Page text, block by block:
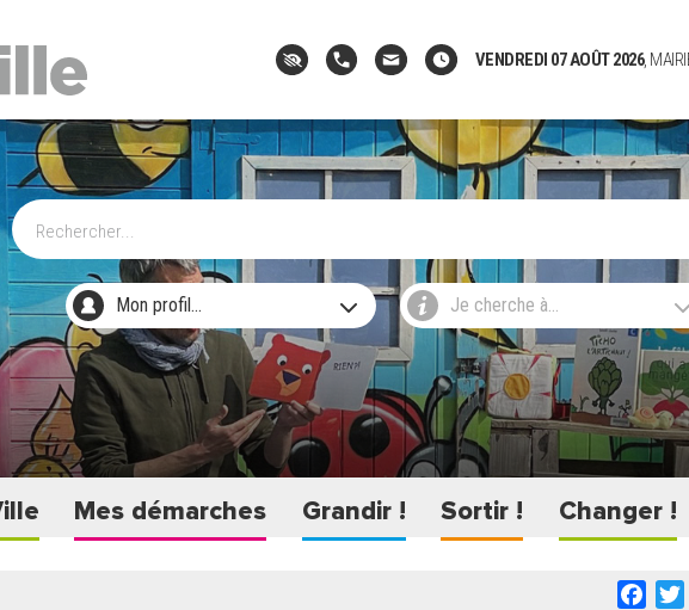
VENDREDI 07 AOÛT 2026,
Mon profil... Je cherche à...
Mes démarches Grandir ! Sortir ! Changer !